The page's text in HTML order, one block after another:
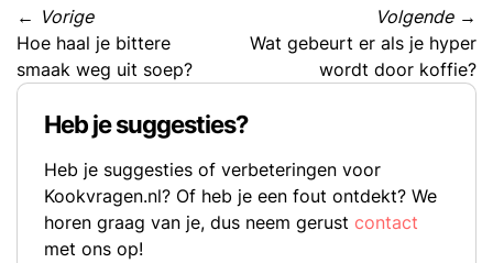
← Vorige
Hoe haal je bittere
smaak weg uit soep?
Volgende→
Wat gebeurt er als je hyper
wordt door koffie?
Heb je suggesties?
Heb je suggesties of verbeteringen voor
Kookvragen.nl? Of heb je een fout ontdekt? We
horen graag van je, dus neem gerust contact
met ons op!